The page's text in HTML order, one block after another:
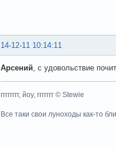
14-12-11 10:14:11
Арсений , с удовольствие
гггггггг, йоу, ггггггг © Stewie
Все таки свои луноходы как-то